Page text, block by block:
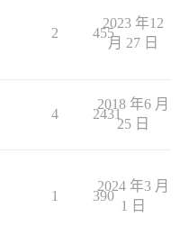
2 455
2023 年12
月 27 日
4 2431
2018 年6 月
25 日
1 390
2024 年3 月
1 日